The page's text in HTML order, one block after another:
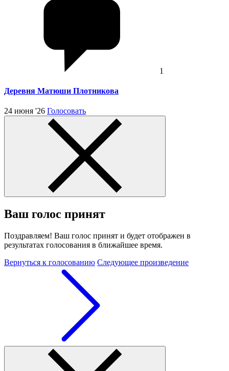
1
Деревня Матюши Плотникова
24 июня '26 Голосовать
Ваш голос принят
Поздравляем! Ваш голос принят и будет отображен в
результатах голосования в ближайшее время.
Вернуться к голосованию Следующее произведение